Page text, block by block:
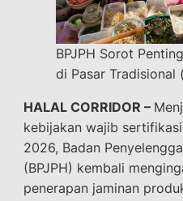
BPJPH Sorot
di Pasar Tradisional
HALAL CORRIDOR –
kebijakan wajib
2026, Badan
(BPJPH) kembali
penerapan jaminan